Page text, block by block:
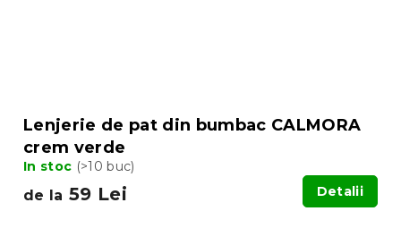
Lenjerie de pat din bumbac CALMORA
crem verde
In stoc (>10 buc)
de la 59 Lei Detalii